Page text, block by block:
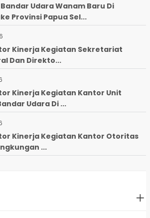
Udara Wanam Baru Di
Provinsi Papua Sel...
Kinerja Kegiatan Sekretariat
Dan Direkto...
Kinerja Kegiatan Kantor Unit
Udara Di ...
Kinerja Kegiatan Kantor Otoritas
...